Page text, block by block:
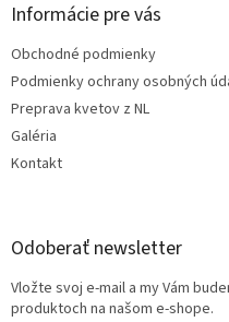
Informácie pre vás
Obchodné podmienky
Podmienky ochrany osobných
Preprava kvetov z NL
Galéria
Kontakt
Odoberať newsletter
Vložte svoj e-mail a my Vám
produktoch na našom e-shope.